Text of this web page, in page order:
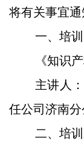
将有关事宜通
一、培
《知识
主讲人
任公司济南
二、培